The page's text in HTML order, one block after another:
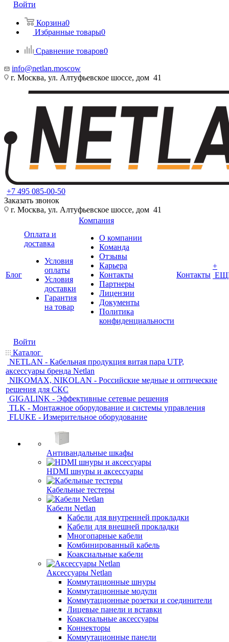
Войти
Корзина0
Избранные товары0
Сравнение товаров0
info@netlan.moscow
г. Москва, ул. Алтуфьевское шоссе, дом 41
+7 495 085-00-50
Заказать звонок
г. Москва, ул. Алтуфьевское шоссе, дом 41
Блог
Оплата и
доставка
Условия
оплаты
Условия
доставки
Гарантия
на товар
Компания
О компании
Команда
Отзывы
Карьера
Контакты
Партнеры
Лицензии
Документы
Политика
конфиденциальности
Контакты
+
Войти
Каталог
NETLAN - Кабельная продукция витая пара UTP,
аксессуары бренда Netlan
NIKOMAX, NIKOLAN - Российские медные и оптические
решения для СКС
GIGALINK - Эффективные сетевые решения
TLK - Монтажное оборудование и системы управления
FLUKE - Измерительное оборудование
Антивандальные шкафы
HDMI шнуры и аксессуары
Кабельные тестеры
Кабели Netlan
Кабели для внутренней прокладки
Кабели для внешней прокладки
Многопарные кабели
Комбинированный кабель
Коаксиальные кабели
Аксессуары Netlan
Коммутационные шнуры
Коммутационные модули
Коммутационные розетки и соединители
Лицевые панели и вставки
Коаксиальные аксессуары
Коннекторы
Коммутационные панели